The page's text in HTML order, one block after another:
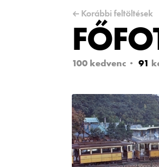
Korábbi feltöltések
100 kedvenc 91